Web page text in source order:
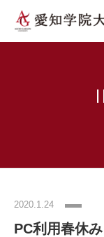
2020.1.24
PC利用春休み